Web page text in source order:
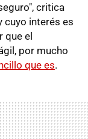
critica
cuyo interés es
que el
por mucho
que es.